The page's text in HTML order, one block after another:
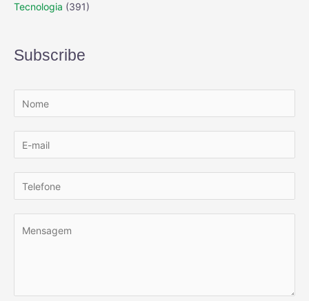
Tecnologia (391)
Subscribe